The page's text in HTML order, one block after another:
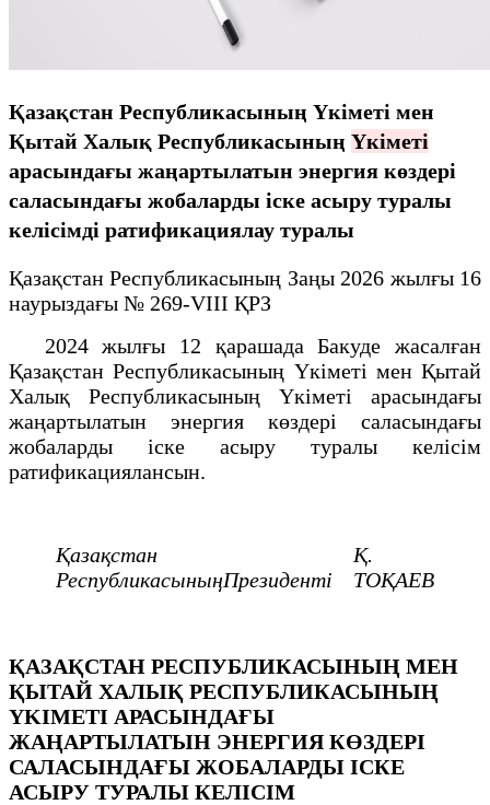
Қазақстан Республикасының Үкіметі мен
Қытай Халық Республикасының Үкіметі
арасындағы жаңартылатын энергия көздері
саласындағы жобаларды іске асыру туралы
келісімді ратификациялау туралы
Қазақстан Республикасының Заңы 2026 жылғы 16
наурыздағы № 269-VIII ҚРЗ
2024 жылғы 12 қарашада Бакуде жасалған
Қазақстан Республикасының Үкіметі мен Қытай
Халық Республикасының Үкіметі арасындағы
жаңартылатын энергия көздері саласындағы
жобаларды іске асыру туралы келісім
ратификациялансын.
Қазақстан
РеспубликасыныңПрезиденті
Қ.
ТОҚАЕВ
ҚАЗАҚСТАН РЕСПУБЛИКАСЫНЫҢ МЕН
ҚЫТАЙ ХАЛЫҚ РЕСПУБЛИКАСЫНЫҢ
ҮKIMEТI АРАСЫНДАҒЫ
ЖАҢАРТЫЛАТЫН ЭНЕРГИЯ КӨЗДЕРІ
САЛАСЫНДАҒЫ ЖОБАЛАРДЫ ІСКЕ
АСЫРУ ТУРАЛЫ КЕЛІСІМ